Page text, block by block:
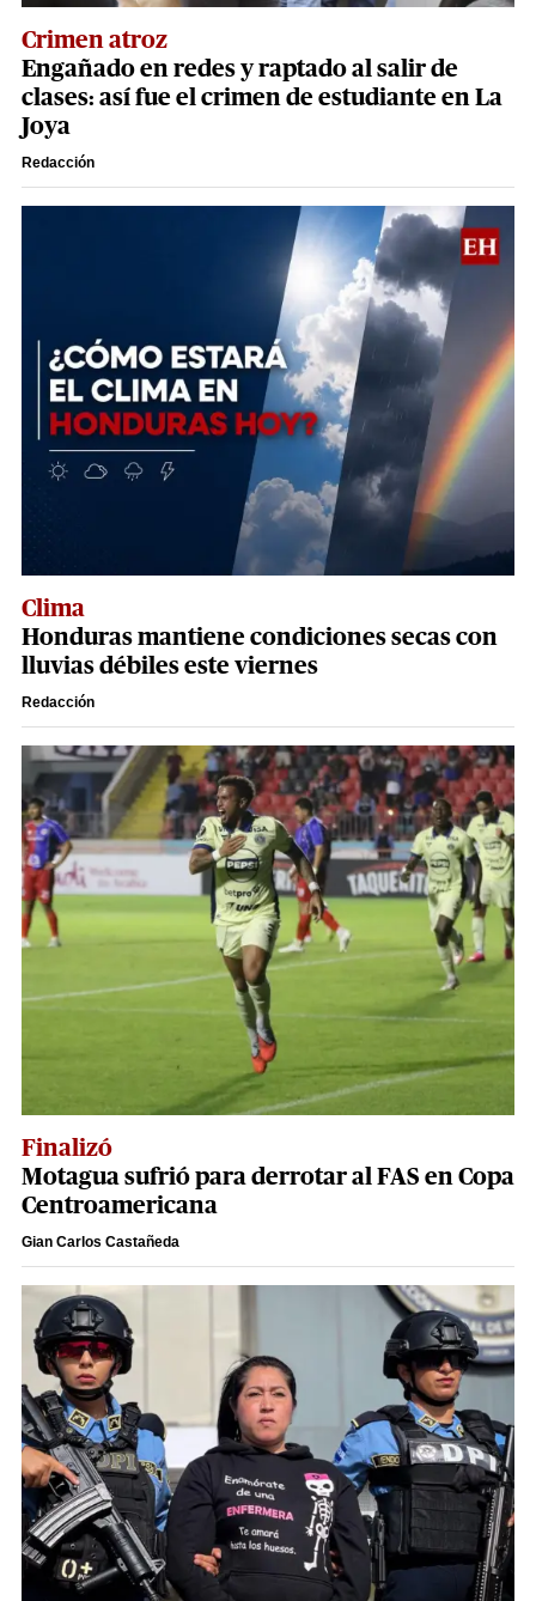
Crimen atroz
Engañado en redes y raptado al salir de
clases: así fue el crimen de estudiante en La
Joya
Redacción
Clima
Honduras mantiene condiciones secas con
lluvias débiles este viernes
Redacción
Finalizó
Motagua sufrió para derrotar al FAS en Copa
Centroamericana
Gian Carlos Castañeda